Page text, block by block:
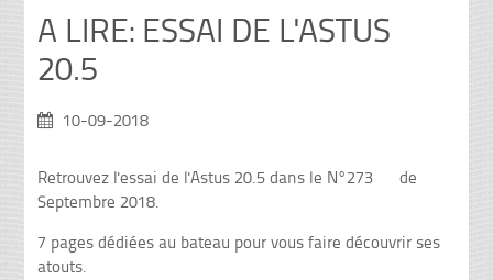
A LIRE: ESSAI DE L'ASTUS
20.5
10-09-2018
Retrouvez l'essai de l'Astus 20.5 dans le N°273 de
Septembre 2018.
7 pages dédiées au bateau pour vous faire découvrir ses
atouts.